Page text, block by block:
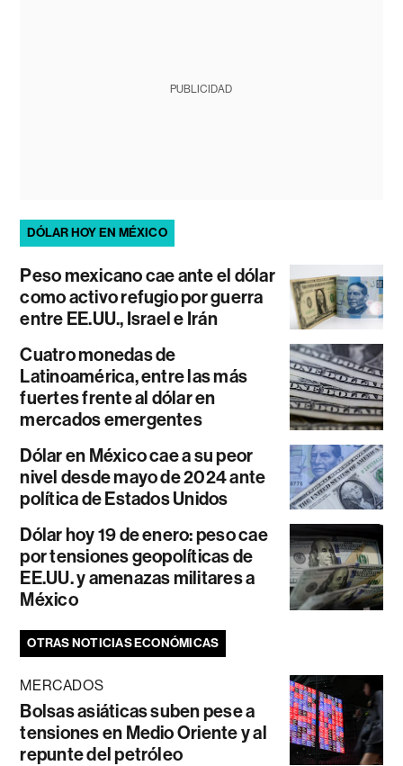
PUBLICIDAD
DÓLAR HOY EN MÉXICO
Peso mexicano cae ante el dólar
como activo refugio por guerra
entre EE.UU., Israel e Irán
Cuatro monedas de
Latinoamérica, entre las más
fuertes frente al dólar en
mercados emergentes
Dólar en México cae a su peor
nivel desde mayo de 2024 ante
política de Estados Unidos
Dólar hoy 19 de enero: peso cae
por tensiones geopolíticas de
EE.UU. y amenazas militares a
México
OTRAS NOTICIAS ECONÓMICAS
MERCADOS
Bolsas asiáticas suben pese a
tensiones en Medio Oriente y al
repunte del petróleo